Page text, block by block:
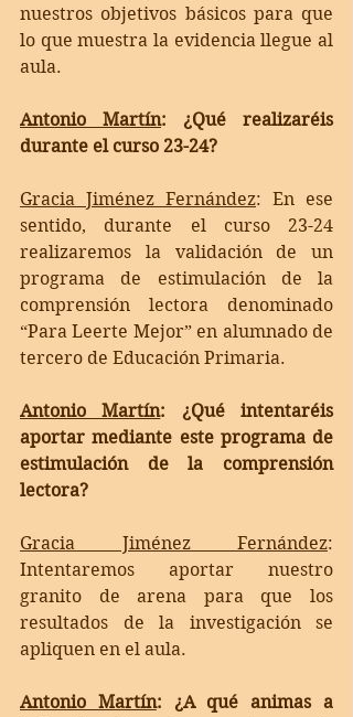
nuestros objetivos básicos para que
lo que muestra la evidencia llegue al
aula.
Antonio Martín: ¿Qué realizaréis
durante el curso 23-24?
Gracia Jiménez Fernández: En ese
sentido, durante el curso 23-24
realizaremos la validación de un
programa de estimulación de la
comprensión lectora denominado
“Para Leerte Mejor” en alumnado de
tercero de Educación Primaria.
Antonio Martín: ¿Qué intentaréis
aportar mediante este programa de
estimulación de la comprensión
lectora?
Gracia Jiménez Fernández
Intentaremos aportar nuestro
granito de arena para que los
resultados de la investigación se
apliquen en el aula.
Antonio Martín: ¿A qué animas a